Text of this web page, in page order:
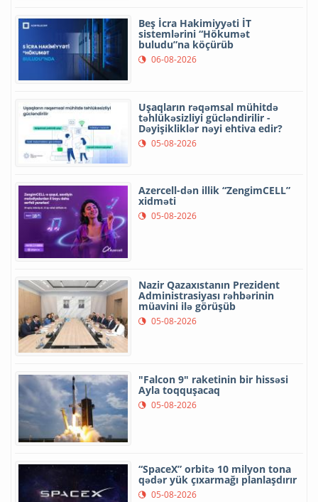
Beş İcra Hakimiyyəti İT
sistemlərini “Hökumət
buludu”na köçürüb
06-08-2026
Uşaqların rəqəmsal mühitdə
təhlükəsizliyi gücləndirilir -
Dəyişikliklər nəyi ehtiva edir?
05-08-2026
Azercell-dən illik “ZengimCELL”
xidməti
05-08-2026
Nazir Qazaxıstanın Prezident
Administrasiyası rəhbərinin
müavini ilə görüşüb
05-08-2026
"Falcon 9" raketinin bir hissəsi
Ayla toqquşacaq
05-08-2026
“SpaceX” orbitə 10 milyon tona
qədər yük çıxarmağı planlaşdırır
05-08-2026